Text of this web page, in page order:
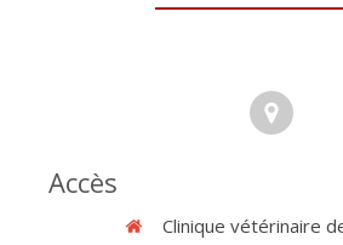
Accès
Clinique vétérinaire